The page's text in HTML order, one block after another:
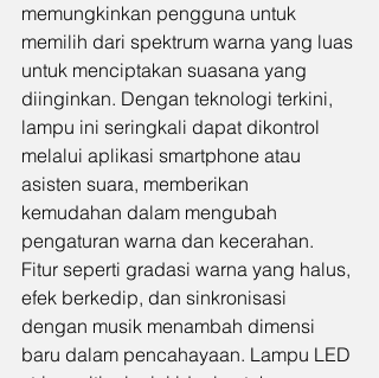
memungkinkan pengguna untuk
memilih dari spektrum warna yang luas
untuk menciptakan suasana yang
diinginkan. Dengan teknologi terkini,
lampu ini seringkali dapat dikontrol
melalui aplikasi smartphone atau
asisten suara, memberikan
kemudahan dalam mengubah
pengaturan warna dan kecerahan.
Fitur seperti gradasi warna yang halus,
efek berkedip, dan sinkronisasi
dengan musik menambah dimensi
baru dalam pencahayaan. Lampu LED